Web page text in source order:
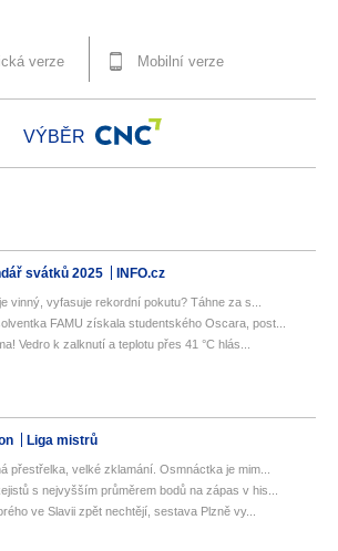
verze Mobilní verze
VÝBĚR
svátků 2025 INFO.cz
vinný, vyfasuje rekordní pokutu? Táhne za s...
FAMU získala studentského Oscara, post...
Vedro k zalknutí a teplotu přes 41 °C hlás...
Liga mistrů
přestřelka, velké zklamání. Osmnáctka je mim...
s nejvyšším průměrem bodů na zápas v his...
ve Slavii zpět nechtějí, sestava Plzně vy...